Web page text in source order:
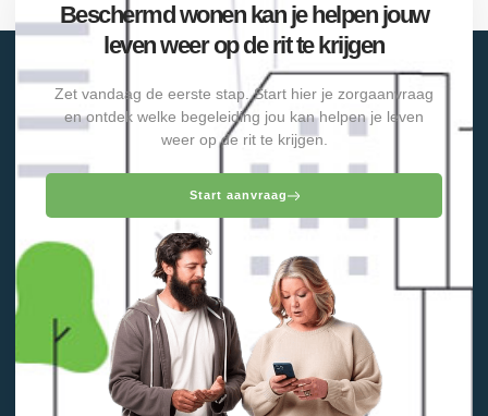
Beschermd wonen kan je helpen jouw
leven weer op de rit te krijgen
Zet vandaag de eerste stap. Start hier je zorgaanvraag
en ontdek welke begeleiding jou kan helpen je leven
weer op de rit te krijgen.
Start aanvraag